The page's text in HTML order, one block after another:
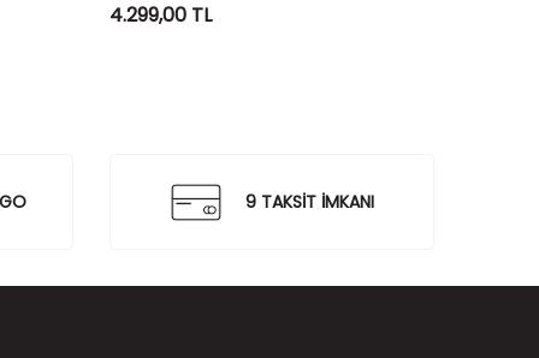
4.299,00 TL
9 TAKSİT İMKANI